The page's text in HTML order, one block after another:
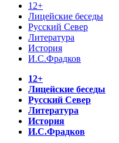
12+
Лицейские беседы
Русский Север
Литература
История
И.С.Фрадков
12+
Лицейские беседы
Русский Север
Литература
История
И.С.Фрадков